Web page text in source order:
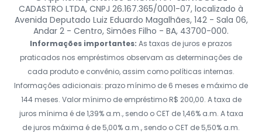
CADASTRO LTDA, CNPJ 26.167.365/0001-07, localizado à
Avenida Deputado Luiz Eduardo Magalhães, 142 - Sala 06,
Andar 2 - Centro, Simões Filho - BA, 43700-000.
Informações importantes: As taxas de juros e prazos
praticados nos empréstimos observam as determinações de
cada produto e convênio, assim como políticas internas.
Informações adicionais: prazo mínimo de 6 meses e máximo de
144 meses. Valor mínimo de empréstimo R$ 200,00. A taxa de
juros mínima é de 1,39% a.m., sendo o CET de 1,46% a.m. A taxa
de juros máxima é de 5,00% a.m., sendo o CET de 5,50% a.m.